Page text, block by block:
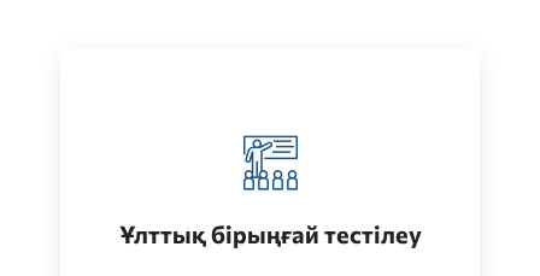
Ұлттық бірыңғай тестілеу
Қазақстанда жоғары білім алу
(бакалавриат)
Өту